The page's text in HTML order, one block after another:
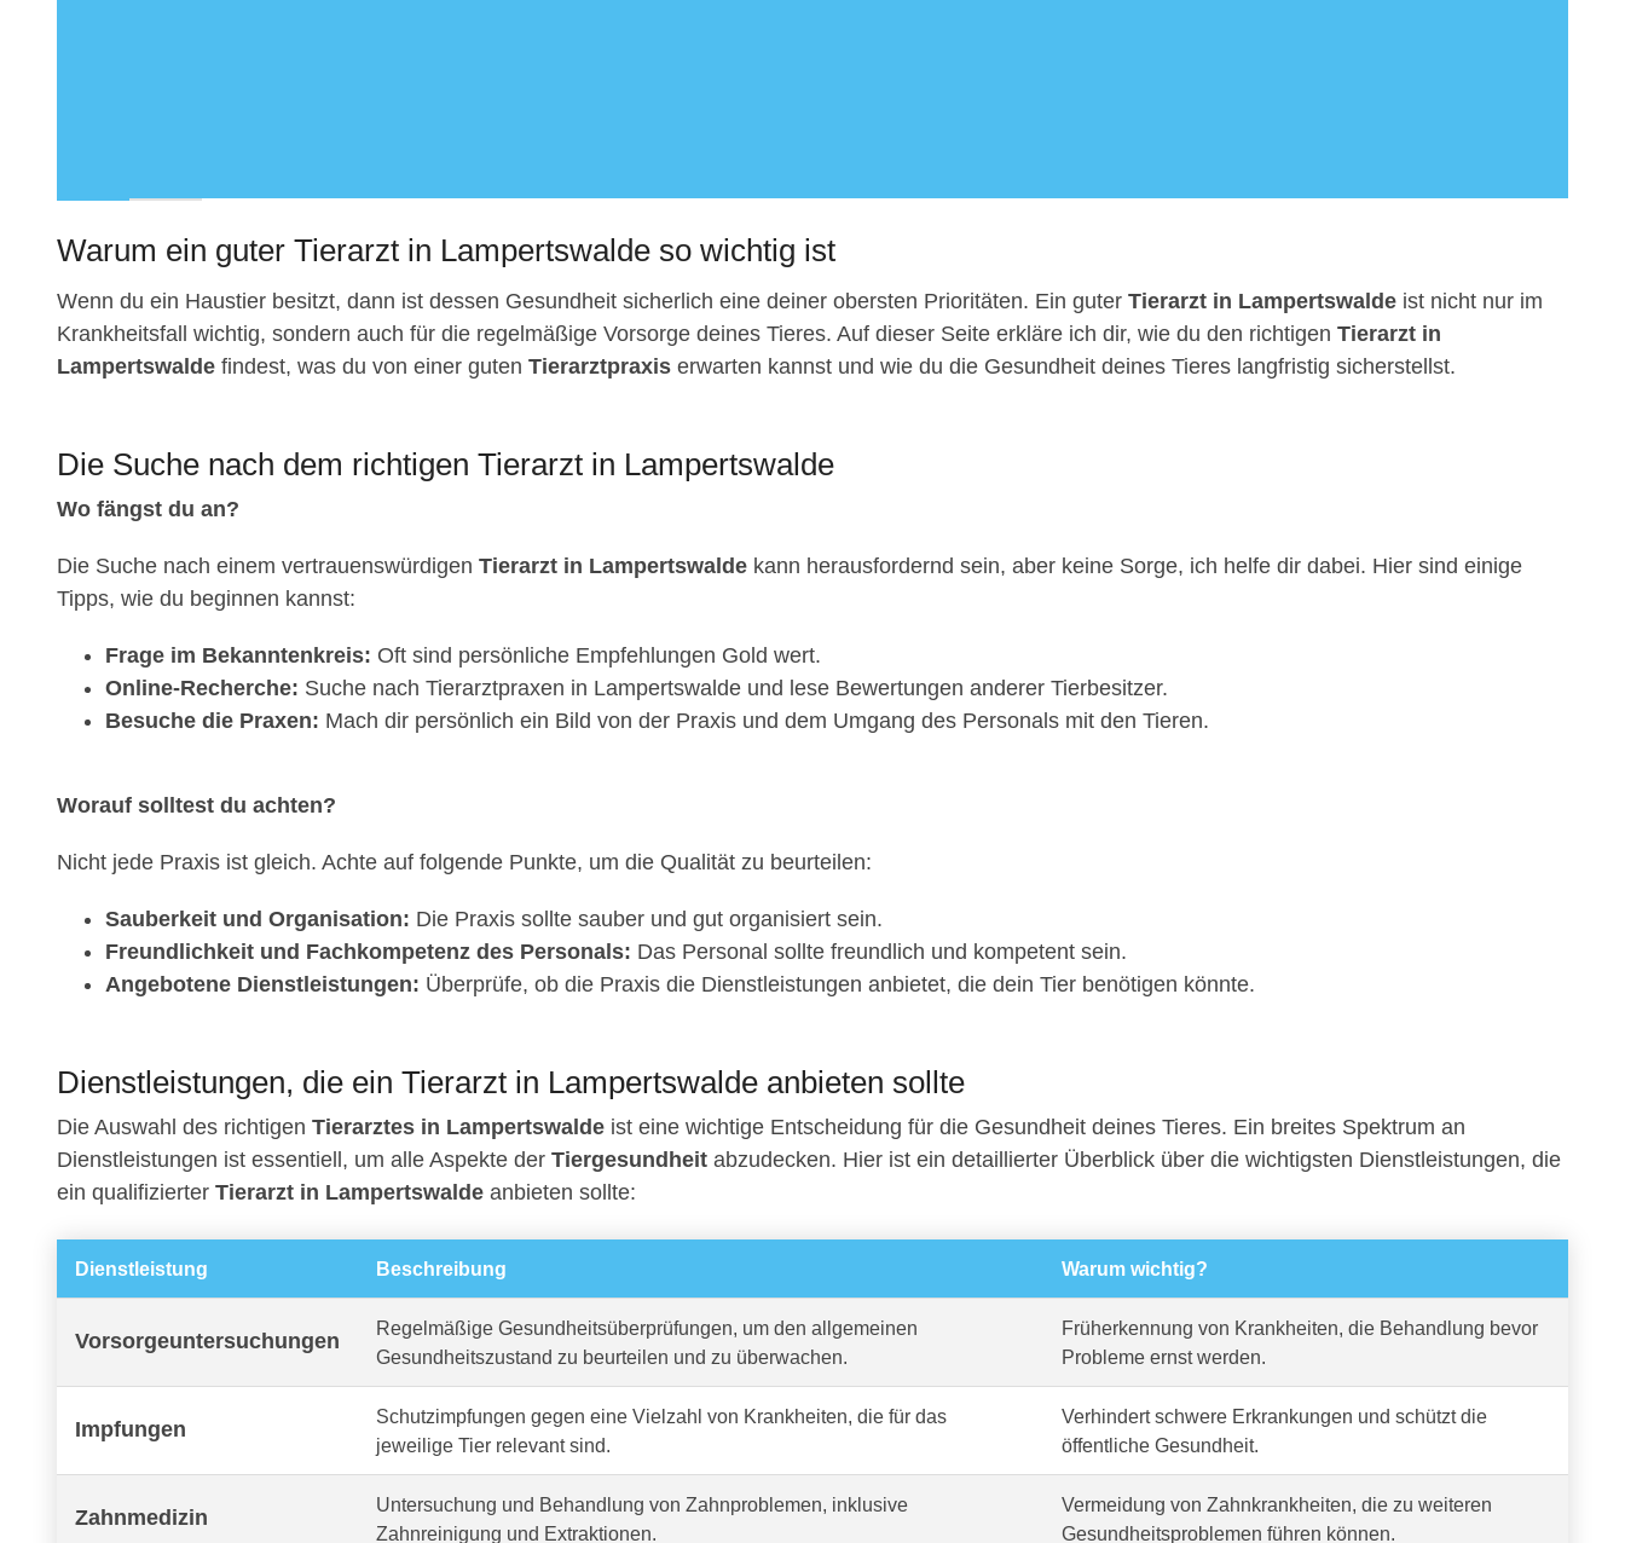
Warum ein guter Tierarzt in Lampertswalde so wichtig ist
Wenn du ein Haustier besitzt, dann ist dessen Gesundheit sicherlich eine deiner obersten Prioritäten. Ein guter Tierarzt in Lampertswalde ist nicht nur im
Krankheitsfall wichtig, sondern auch für die regelmäßige Vorsorge deines Tieres. Auf dieser Seite erkläre ich dir, wie du den richtigen Tierarzt in
Lampertswalde findest, was du von einer guten Tierarztpraxis erwarten kannst und wie du die Gesundheit deines Tieres langfristig sicherstellst.
Die Suche nach dem richtigen Tierarzt in Lampertswalde
Wo fängst du an?
Die Suche nach einem vertrauenswürdigen Tierarzt in Lampertswalde kann herausfordernd sein, aber keine Sorge, ich helfe dir dabei. Hier sind einige
Tipps, wie du beginnen kannst:
Frage im Bekanntenkreis: Oft sind persönliche Empfehlungen Gold wert.
Online-Recherche: Suche nach Tierarztpraxen in Lampertswalde und lese Bewertungen anderer Tierbesitzer.
Besuche die Praxen: Mach dir persönlich ein Bild von der Praxis und dem Umgang des Personals mit den Tieren.
Worauf solltest du achten?
Nicht jede Praxis ist gleich. Achte auf folgende Punkte, um die Qualität zu beurteilen:
Sauberkeit und Organisation: Die Praxis sollte sauber und gut organisiert sein.
Freundlichkeit und Fachkompetenz des Personals: Das Personal sollte freundlich und kompetent sein.
Angebotene Dienstleistungen: Überprüfe, ob die Praxis die Dienstleistungen anbietet, die dein Tier benötigen könnte.
Dienstleistungen, die ein Tierarzt in Lampertswalde anbieten sollte
Die Auswahl des richtigen Tierarztes in Lampertswalde ist eine wichtige Entscheidung für die Gesundheit deines Tieres. Ein breites Spektrum an
Dienstleistungen ist essentiell, um alle Aspekte der Tiergesundheit abzudecken. Hier ist ein detaillierter Überblick über die wichtigsten Dienstleistungen, die
ein qualifizierter Tierarzt in Lampertswalde anbieten sollte:
Dienstleistung Beschreibung Warum wichtig?
Vorsorgeuntersuchungen
Regelmäßige Gesundheitsüberprüfungen, um den allgemeinen
Gesundheitszustand zu beurteilen und zu überwachen.
Früherkennung von Krankheiten, die Behandlung bevor
Probleme ernst werden.
Impfungen
Schutzimpfungen gegen eine Vielzahl von Krankheiten, die für das
jeweilige Tier relevant sind.
Verhindert schwere Erkrankungen und schützt die
öffentliche Gesundheit.
Zahnmedizin
Untersuchung und Behandlung von Zahnproblemen, inklusive
Zahnreinigung und Extraktionen.
Vermeidung von Zahnkrankheiten, die zu weiteren
Gesundheitsproblemen führen können.